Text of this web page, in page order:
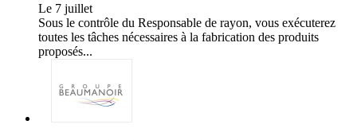
Le 7 juillet
Sous le contrôle du Responsable de rayon, vous exécuterez
toutes les tâches nécessaires à la fabrication des produits
proposés...